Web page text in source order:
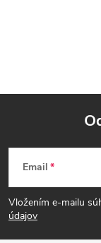
Z
á
p
Email
Vložením e-mailu
údajov